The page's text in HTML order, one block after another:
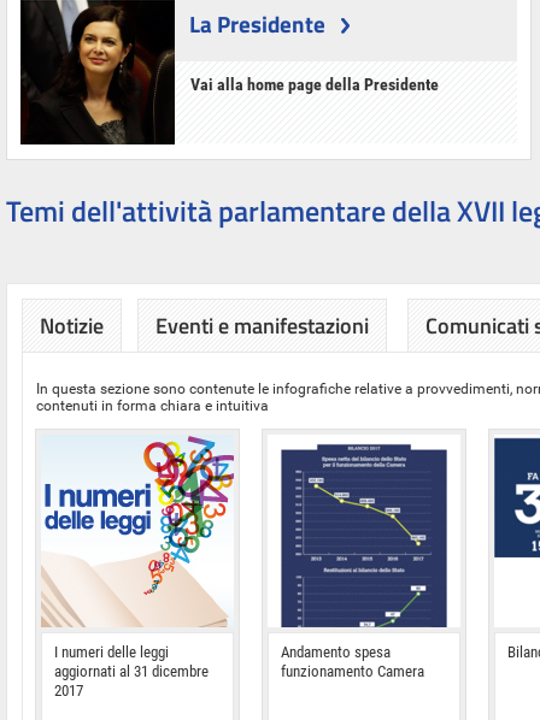
La Presidente
Vai alla home page della Presidente
Temi dell'attività parlamentare della XVII
Notizie Eventi e manifestazioni Comunicati
In questa sezione sono contenute le infografiche relative a provvedimenti,
contenuti in forma chiara e intuitiva
I numeri delle leggi
aggiornati al 31 dicembre
2017
Andamento spesa
funzionamento Camera